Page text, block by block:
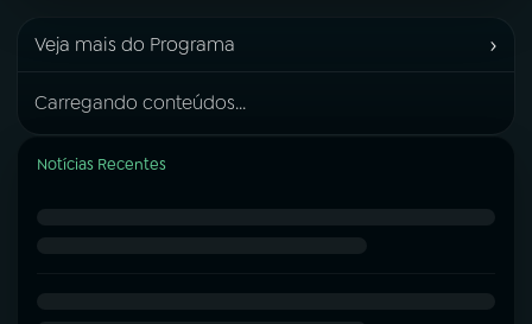
Veja mais do Programa ›
Carregando conteúdos...
Notícias Recentes